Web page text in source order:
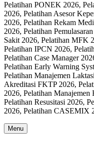
Pelatihan PONEK 2026,
2026, Pelatihan Asesor
2026, Pelatihan Rekam
2026, Pelatihan
Sakit 2026, Pelatihan MFK
Pelatihan IPCN 2026,
Pelatihan Case Manager
Pelatihan Early Warning
Pelatihan Manajemen
Akreditasi FKTP 2026,
2026, Pelatihan Manajemen
Pelatihan Resusitasi 2026,
2026, Pelatihan CASEMIX
Menu